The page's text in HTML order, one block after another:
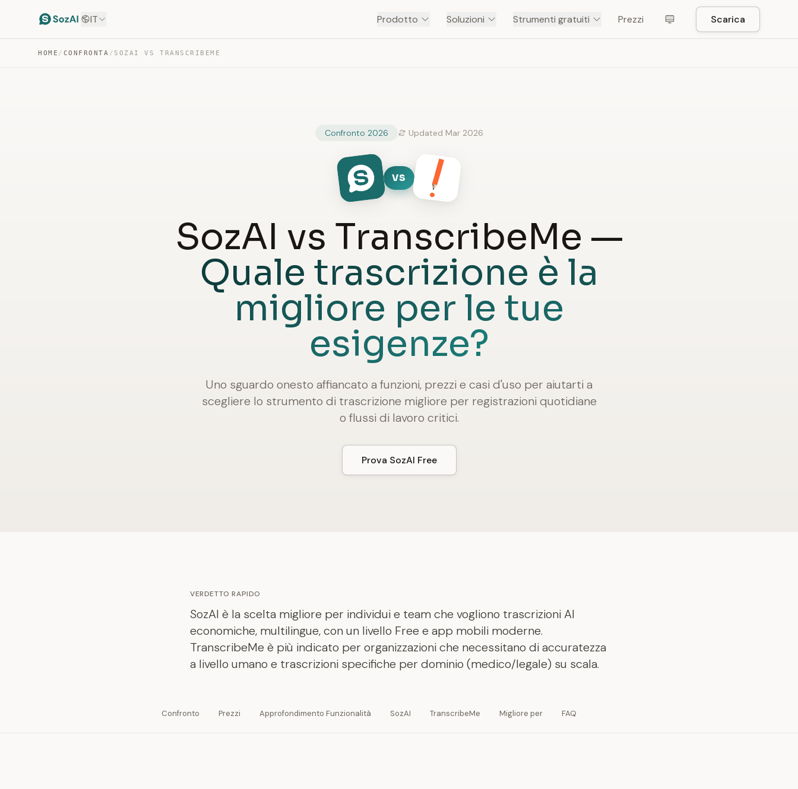
IT Prodotto Soluzioni Strumenti gratuiti Prezzi Scarica
HOME / CONFRONTA / SOZAI VS TRANSCRIBEME
Confronto 2026 Updated Mar 2026
VS
SozAI vs TranscribeMe —
Quale trascrizione è la
migliore per le tue
esigenze?
Uno sguardo onesto affiancato a funzioni, prezzi e casi d'uso per aiutarti a
scegliere lo strumento di trascrizione migliore per registrazioni quotidiane
o flussi di lavoro critici.
Prova SozAI Free
VERDETTO RAPIDO
SozAI è la scelta migliore per individui e team che vogliono trascrizioni AI
economiche, multilingue, con un livello Free e app mobili moderne.
TranscribeMe è più indicato per organizzazioni che necessitano di accuratezza
a livello umano e trascrizioni specifiche per dominio (medico/legale) su scala.
Confronto Prezzi Approfondimento Funzionalità SozAI TranscribeMe Migliore per FAQ